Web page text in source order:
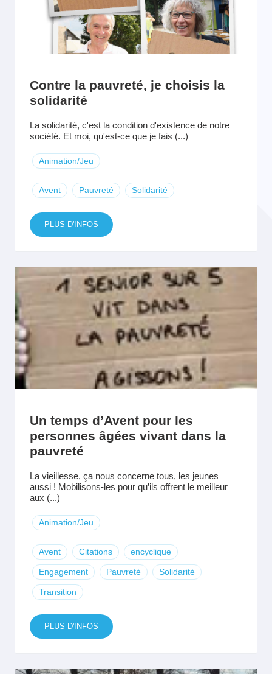
Contre la pauvreté, je choisis la
solidarité
La solidarité, c'est la condition d'existence de notre
société. Et moi, qu'est-ce que je fais (...)
Animation/Jeu
Avent Pauvreté Solidarité
PLUS D'INFOS
Un temps d’Avent pour les
personnes âgées vivant dans la
pauvreté
La vieillesse, ça nous concerne tous, les jeunes
aussi ! Mobilisons-les pour qu’ils offrent le meilleur
aux (...)
Animation/Jeu
Avent Citations encyclique
Engagement Pauvreté Solidarité
Transition
PLUS D'INFOS